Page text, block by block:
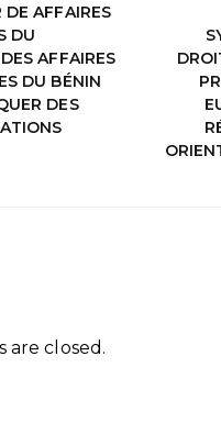
DE AFFAIRES
DU
AFFAIRES
DU BÉNIN
DES
are closed.